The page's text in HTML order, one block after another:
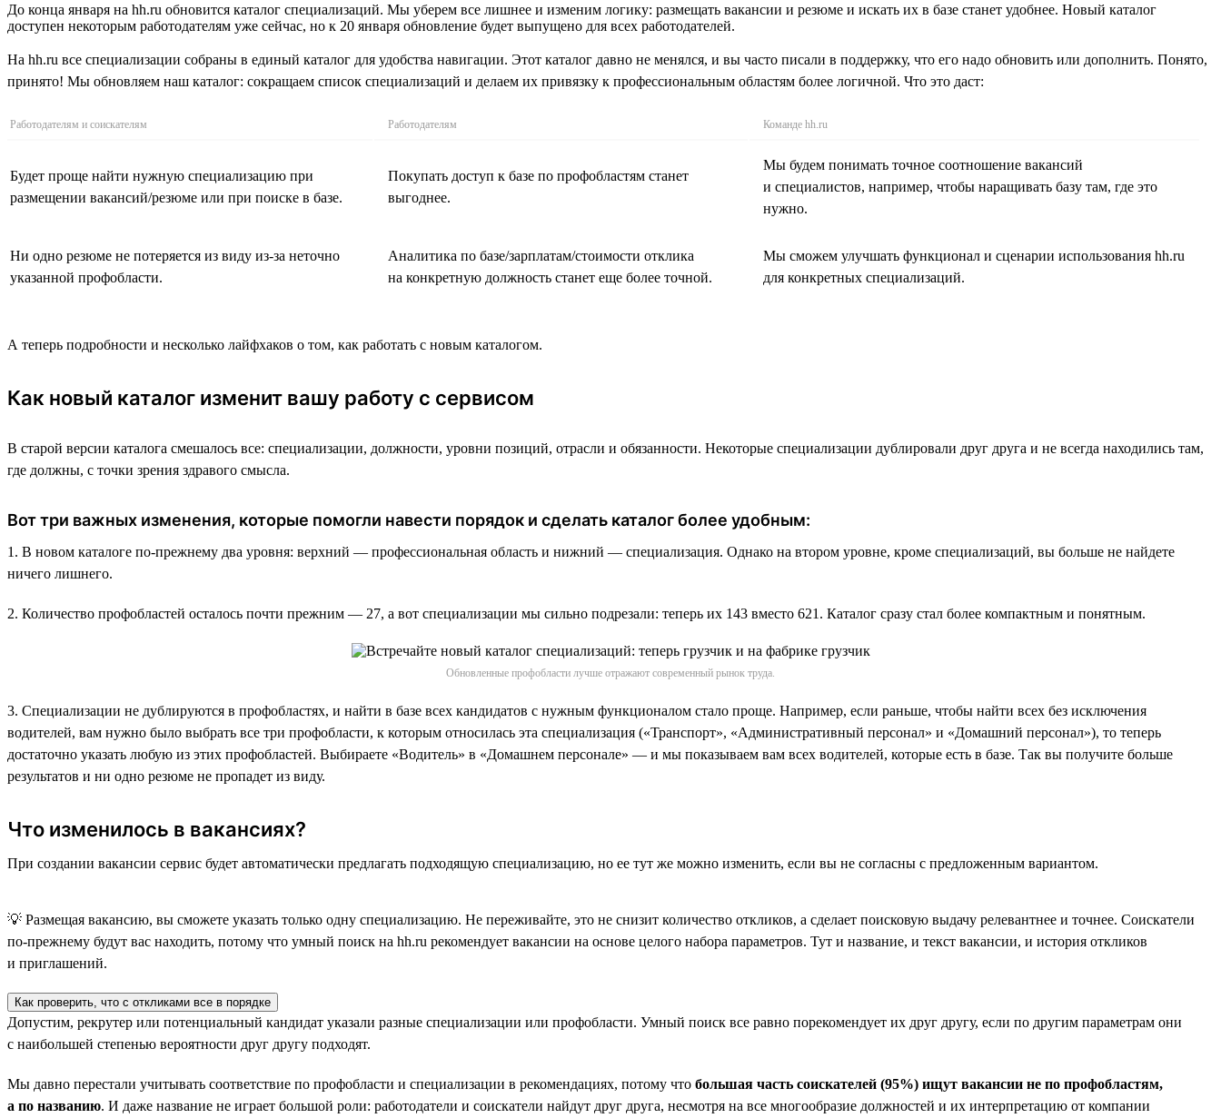
До конца января на hh.ru обновится каталог специализаций. Мы уберем все лишнее и изменим логику: размещать вакансии и резюме и искать их в базе станет удобнее. Новый каталог
доступен некоторым работодателям уже сейчас, но к 20 января обновление будет выпущено для всех работодателей.
На hh.ru все специализации собраны в единый каталог для удобства навигации. Этот каталог давно не менялся, и вы часто писали в поддержку, что его надо обновить или дополнить. Понято,
принято! Мы обновляем наш каталог: сокращаем список специализаций и делаем их привязку к профессиональным областям более логичной. Что это даст:
Работодателям и соискателям Работодателям Команде hh.ru
Будет проще найти нужную специализацию при
размещении вакансий/резюме или при поиске в базе.
Покупать доступ к базе по профобластям станет
выгоднее.
Мы будем понимать точное соотношение вакансий
и специалистов, например, чтобы наращивать базу там, где это
нужно.
Ни одно резюме не потеряется из виду из-за неточно
указанной профобласти.
Аналитика по базе/зарплатам/стоимости отклика
на конкретную должность станет еще более точной.
Мы сможем улучшать функционал и сценарии использования hh.ru
для конкретных специализаций.
А теперь подробности и несколько лайфхаков о том, как работать с новым каталогом.
Как новый каталог изменит вашу работу с сервисом
В старой версии каталога смешалось все: специализации, должности, уровни позиций, отрасли и обязанности. Некоторые специализации дублировали друг друга и не всегда находились там,
где должны, с точки зрения здравого смысла.
Вот три важных изменения, которые помогли навести порядок и сделать каталог более удобным:
1. В новом каталоге по-прежнему два уровня: верхний — профессиональная область и нижний — специализация. Однако на втором уровне, кроме специализаций, вы больше не найдете
ничего лишнего.
2. Количество профобластей осталось почти прежним — 27, а вот специализации мы сильно подрезали: теперь их 143 вместо 621. Каталог сразу стал более компактным и понятным.
Обновленные профобласти лучше отражают современный рынок труда.
3. Специализации не дублируются в профобластях, и найти в базе всех кандидатов с нужным функционалом стало проще. Например, если раньше, чтобы найти всех без исключения
водителей, вам нужно было выбрать все три профобласти, к которым относилась эта специализация («Транспорт», «Административный персонал» и «Домашний персонал»), то теперь
достаточно указать любую из этих профобластей. Выбираете «Водитель» в «Домашнем персонале» — и мы показываем вам всех водителей, которые есть в базе. Так вы получите больше
результатов и ни одно резюме не пропадет из виду.
Что изменилось в вакансиях?
При создании вакансии сервис будет автоматически предлагать подходящую специализацию, но ее тут же можно изменить, если вы не согласны с предложенным вариантом.
💡 Размещая вакансию, вы сможете указать только одну специализацию. Не переживайте, это не снизит количество откликов, а сделает поисковую выдачу релевантнее и точнее. Соискатели
по-прежнему будут вас находить, потому что умный поиск на hh.ru рекомендует вакансии на основе целого набора параметров. Тут и название, и текст вакансии, и история откликов
и приглашений.
Как проверить, что с откликами все в порядке
Допустим, рекрутер или потенциальный кандидат указали разные специализации или профобласти. Умный поиск все равно порекомендует их друг другу, если по другим параметрам они
с наибольшей степенью вероятности друг другу подходят.
Мы давно перестали учитывать соответствие по профобласти и специализации в рекомендациях, потому что большая часть соискателей (95%) ищут вакансии не по профобластям,
а по названию. И даже название не играет большой роли: работодатели и соискатели найдут друг друга, несмотря на все многообразие должностей и их интерпретацию от компании